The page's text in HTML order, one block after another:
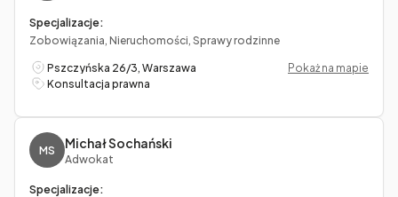
Specjalizacje:
Zobowiązania, Nieruchomości, Sprawy rodzinne
Pszczyńska 26/3, Warszawa
Pokaż na mapie
Konsultacja prawna
MS Michał Sochański
Adwokat
Specjalizacje: